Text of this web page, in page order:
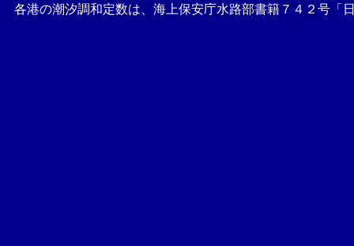
各港の潮汐調和定数は、海上保安庁水路部書籍７４２号「